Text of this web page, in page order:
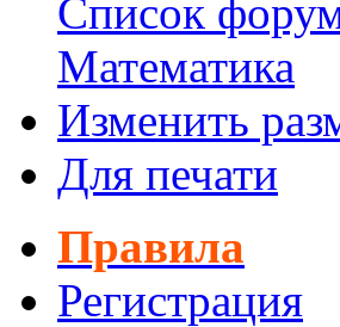
Список
Математика
Изменить
Для печати
Правила
Регистрация